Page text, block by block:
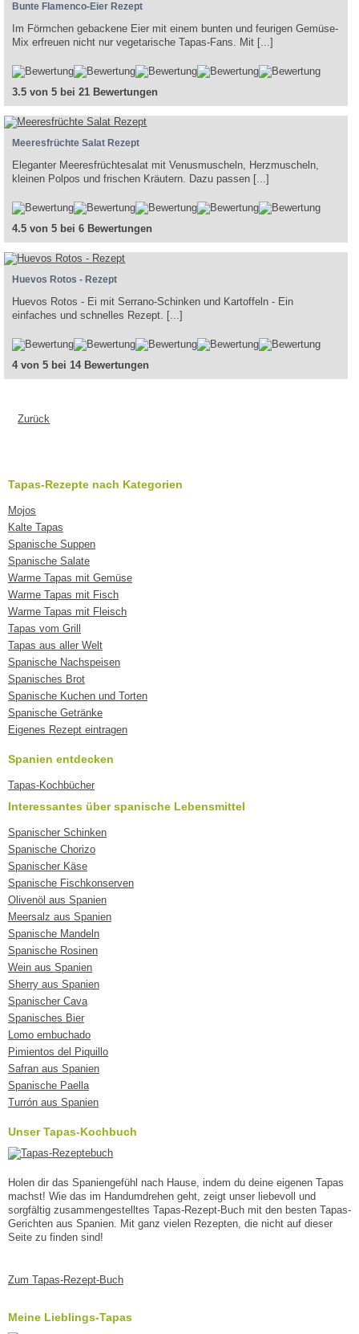
Bunte Flamenco-Eier Rezept
Im Förmchen gebackene Eier mit einem bunten und feurigen Gemüse-
Mix erfreuen nicht nur vegetarische Tapas-Fans. Mit [...]
3.5 von 5 bei 21 Bewertungen
Meeresfrüchte Salat Rezept
Eleganter Meeresfrüchtesalat mit Venusmuscheln, Herzmuscheln,
kleinen Polpos und frischen Kräutern. Dazu passen [...]
4.5 von 5 bei 6 Bewertungen
Huevos Rotos - Rezept
Huevos Rotos - Ei mit Serrano-Schinken und Kartoffeln - Ein
einfaches und schnelles Rezept. [...]
4 von 5 bei 14 Bewertungen
Zurück
Tapas-Rezepte nach Kategorien
Mojos
Kalte Tapas
Spanische Suppen
Spanische Salate
Warme Tapas mit Gemüse
Warme Tapas mit Fisch
Warme Tapas mit Fleisch
Tapas vom Grill
Tapas aus aller Welt
Spanische Nachspeisen
Spanisches Brot
Spanische Kuchen und Torten
Spanische Getränke
Eigenes Rezept eintragen
Spanien entdecken
Tapas-Kochbücher
Interessantes über spanische Lebensmittel
Spanischer Schinken
Spanische Chorizo
Spanischer Käse
Spanische Fischkonserven
Olivenöl aus Spanien
Meersalz aus Spanien
Spanische Mandeln
Spanische Rosinen
Wein aus Spanien
Sherry aus Spanien
Spanischer Cava
Spanisches Bier
Lomo embuchado
Pimientos del Piquillo
Safran aus Spanien
Spanische Paella
Turrón aus Spanien
Unser Tapas-Kochbuch
Holen dir das Spaniengefühl nach Hause, indem du deine eigenen Tapas
machst! Wie das im Handumdrehen geht, zeigt unser liebevoll und
sorgfältig zusammengestelltes Tapas-Rezept-Buch mit den besten Tapas-
Gerichten aus Spanien. Mit ganz vielen Rezepten, die nicht auf dieser
Seite zu finden sind!
Zum Tapas-Rezept-Buch
Meine Lieblings-Tapas